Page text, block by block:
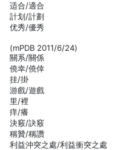
适合/適合
計划/計劃
优秀/優秀
(mPDB 2011/6/24)
關系/關係
僥幸/僥倖
挂/掛
游戲/遊戲
里/裡
痒/癢
決竅/訣竅
稱贊/稱讚
利益沖突之處/利益衝突之處